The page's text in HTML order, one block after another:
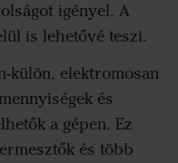
igényel. A
is lehetővé teszi.
külön, elektromosan
és
a gépen. Ez
és több